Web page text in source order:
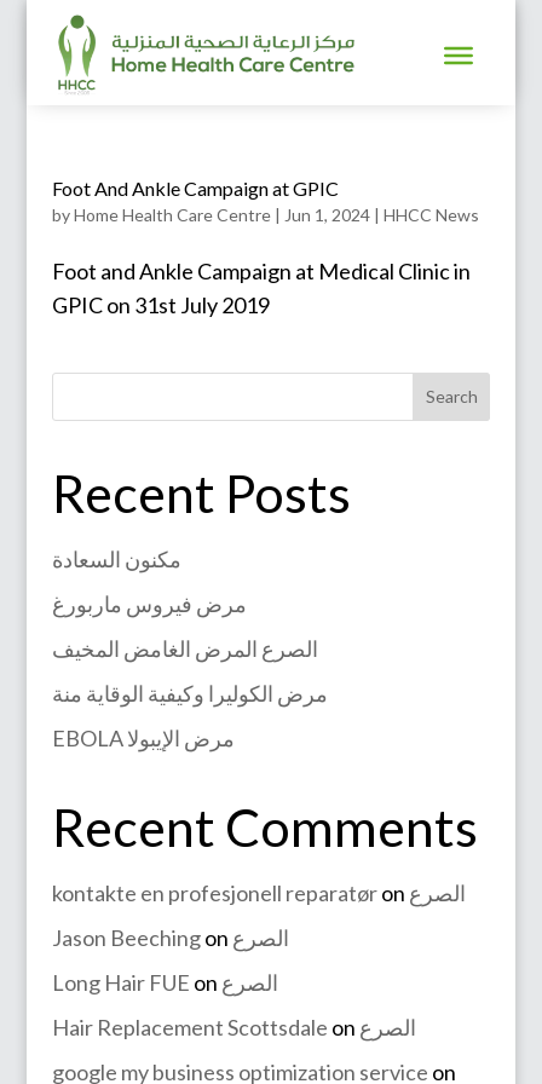
Foot And Ankle Campaign at GPIC
byHome Health Care Centre| Jun 1, 2024| HHCC News
Foot and Ankle Campaign at Medical Clinic in
GPIC on 31st July 2019
Search
Recent Posts
مكنون السعادة
مرض فيروس ماربورغ
الصرع المرض الغامض المخيف
مرض الكوليرا وكيفية الوقاية منة
EBOLA مرض الإيبولا
Recent Comments
kontakte en profesjonell reparatøron الصرع
Jason Beechingon الصرع
Long Hair FUE on الصرع
Hair Replacement Scottsdale on الصرع
google my business optimization service on